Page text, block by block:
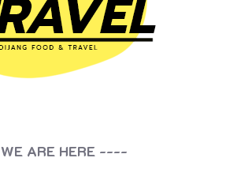
WE ARE HERE ----